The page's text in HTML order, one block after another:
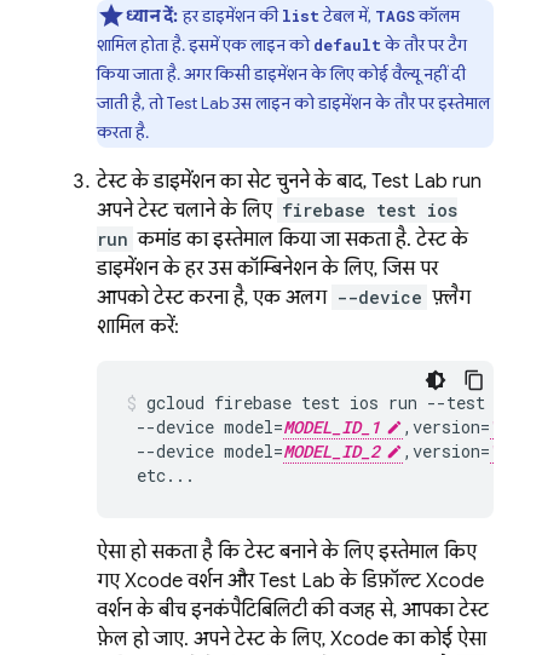
ध्यान दें:हर डाइमेंशन कीlistटेबल में, TAGSकॉलम
शामिल होता है. इसमें एक लाइन कोdefaultके तौर पर टैग
किया जाता है. अगर किसी डाइमेंशन के लिए कोई वैल्यू नहीं दी
जाती है, तोTest Labउस लाइन को डाइमेंशन के तौर पर इस्तेमाल
करता है.
टेस्ट के डाइमेंशन का सेट चुनने के बाद, Test Lab run
अपने टेस्ट चलाने के लिए firebase test ios
run कमांड का इस्तेमाल किया जा सकता है. टेस्ट के
डाइमेंशन के हर उस कॉम्बिनेशन के लिए, जिस पर
आपको टेस्ट करना है, एक अलग --device फ़्लैग
शामिल करें:
gcloud firebase test ios run --test
--device model=MODEL_ID_1 ,version=
--device model=MODEL_ID_2 ,version=
etc...
ऐसा हो सकता है कि टेस्ट बनाने के लिए इस्तेमाल किए
गए Xcode वर्शन औरTest Lab के डिफ़ॉल्ट Xcode
वर्शन के बीच इनकंपैटिबिलिटी की वजह से, आपका टेस्ट
फ़ेल हो जाए. अपने टेस्ट के लिए, Xcode का कोई ऐसा